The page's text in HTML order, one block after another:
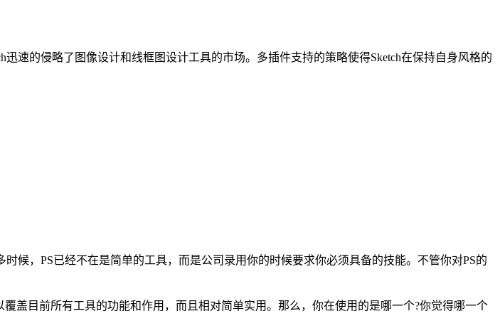
速的侵略了图像设计和线框图设计工具的市场。多插件支持的策略使得Sketch在保持自身风格的
候，PS已经不在是简单的工具，而是公司录用你的时候要求你必须具备的技能。不管你对PS的
盖目前所有工具的功能和作用，而且相对简单实用。那么，你在使用的是哪一个?你觉得哪一个